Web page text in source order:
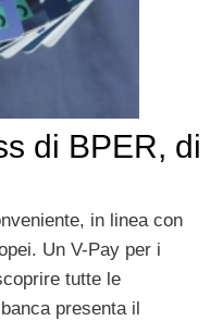
di BPER, di
in linea con
Un V-Pay per i
tutte le
presenta il